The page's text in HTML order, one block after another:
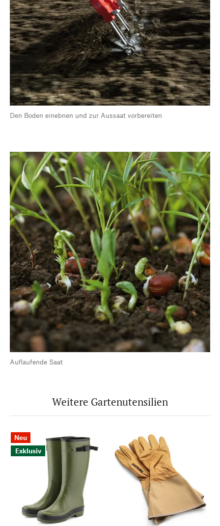
Den Boden einebnen und zur Aussaat vorbereiten
Auflaufende Saat
Weitere Gartenutensilien
Neu
Exklusiv